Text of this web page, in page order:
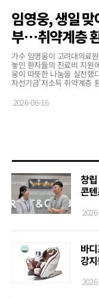
임영웅, 생일
부…취약계층
가수 임영웅이 고려대의료
놓인 환자들의 진료비 지원
웅이 따뜻한 나눔을 실천했
자선기금'저소득 취약계층
2026-06-16
창
콘
바
강